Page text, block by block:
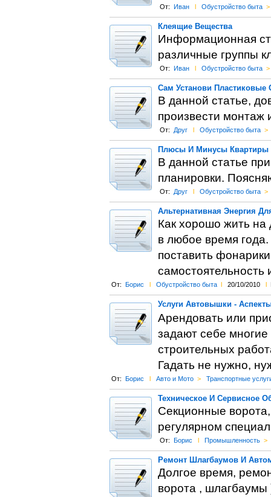
От: Иван l Обустройство быта >
Клеящие Вещества
Информационная
различные группы
От: Иван l Обустройство быта >
Сам Установи Пластиковые
В данной статье,
произвести монтаж
От: Друг l Обустройство быта >
Плюсы И Минусы Квартиры
В данной статье
планировки.
От: Друг l Обустройство быта >
Альтернативная Энергия
Как хорошо жить на
в любое время
поставить
самостоятельность
От: Борис l Обустройство быта l 20/10/2010 l
Услуги Автовышки -
Арендовать или
задают себе
строительных
Гадать не нужно,
От: Борис l Авто и Мото > Транспортные
Техническое И Сервисное
Секционные
регулярном
От: Борис l Промышленность >
Ремонт Шлагбаумов И
Долгое время,
ворота ,